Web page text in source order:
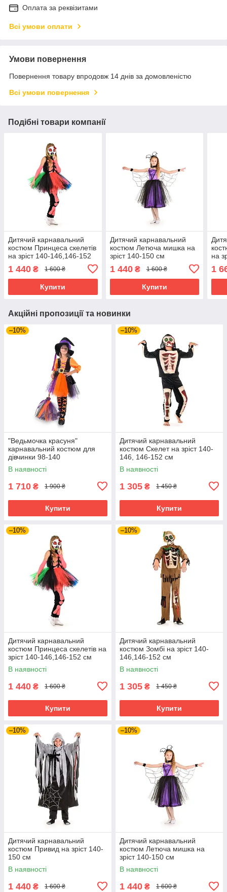
Оплата за реквізитами
Всі умови оплати
Умови повернення
Повернення товару впродовж 14 днів за домовленістю
Всі умови повернення
Подібні товари компанії
Дитячий карнавальний
костюм Принцеса скелетів
на зріст 140-146,146-152
1 440 ₴ 1 600 ₴
Купити
Дитячий карнавальний
костюм Летюча мишка на
зріст 140-150 см
1 440₴ 1 600 ₴
Купити
на
1
Акційні пропозиції та новинки
–10%
"Ведьмочка красуня"
карнавальний костюм для
дівчинки 98-140
В наявності
1 710 ₴ 1 900 ₴
Купити
–10%
Дитячий карнавальний
костюм Скелет на зріст 140-
146, 146-152 см
В наявності
1 305 ₴ 1 450 ₴
Купити
–10%
Дитячий карнавальний
костюм Принцеса скелетів на
зріст 140-146,146-152 см
В наявності
1 440 ₴ 1 600 ₴
Купити
–10%
Дитячий карнавальний
костюм Зомбі на зріст 140-
146,146-152 см
В наявності
1 305 ₴ 1 450 ₴
Купити
–10%
Дитячий карнавальний
костюм Привид на зріст 140-
150 см
В наявності
1 440 ₴ 1 600 ₴
–10%
Дитячий карнавальний
костюм Летюча мишка на
зріст 140-150 см
В наявності
1 440 ₴ 1 600 ₴